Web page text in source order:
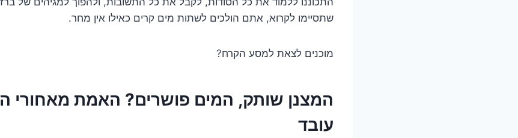
שתסיימו לקרוא, אתם הולכים לשתות מים קרים כאילו אין מחר.
מוכנים לצאת למסע הקרח?
המצנן שותק, המים פושרים? האמת מאחורי
עובד